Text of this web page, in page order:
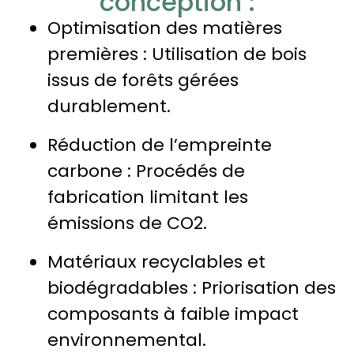
Optimisation des matières
premières : Utilisation de bois
issus de forêts gérées
durablement.
Réduction de l’empreinte
carbone : Procédés de
fabrication limitant les
émissions de CO2.
Matériaux recyclables et
biodégradables : Priorisation des
composants à faible impact
environnemental.